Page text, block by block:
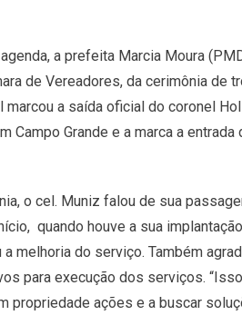
a prefeita Marcia Moura
de Vereadores, da cerimônia de
marcou a saída oficial do coronel
Campo Grande e a marca a
o cel. Muniz falou de sua
quando houve a sua
melhoria do serviço. Também
para execução dos serviços.
propriedade ações e a buscar